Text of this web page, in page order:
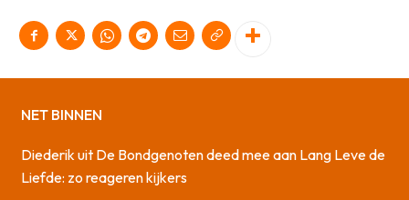
NET BINNEN
Diederik uit De Bondgenoten deed mee aan Lang Leve de
Liefde: zo reageren kijkers